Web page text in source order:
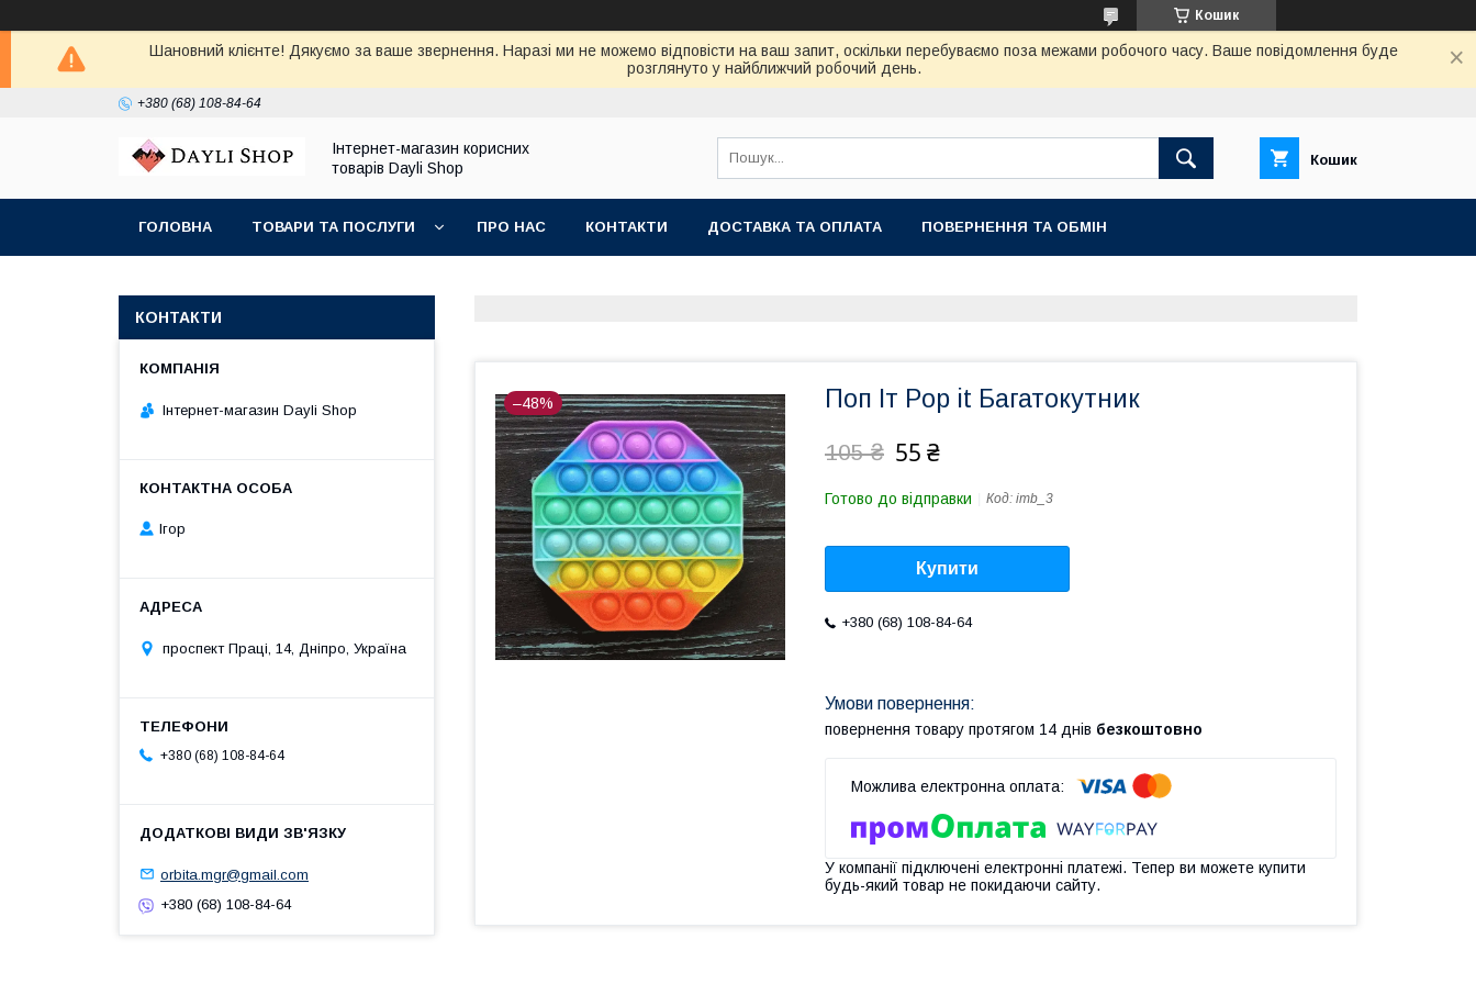
Кошик
Шановний клієнте! Дякуємо за ваше звернення. Наразі ми не можемо відповісти на ваш запит, оскільки перебуваємо поза межами робочого часу. Ваше повідомлення буде
розглянуто у найближчий робочий день.
+380 (68) 108-84-64
Інтернет-магазин корисних
товарів Dayli Shop
Кошик
ГОЛОВНА ТОВАРИ ТА ПОСЛУГИ ПРО НАС КОНТАКТИ ДОСТАВКА ТА ОПЛАТА ПОВЕРНЕННЯ ТА ОБМІН
–48% Поп Іт Pop it Багатокутник
105 ₴ 55 ₴
Готово до відправки Код: imb_3
Купити
+380 (68) 108-84-64
повернення товару протягом 14 днів безкоштовно
У компанії підключені електронні платежі. Тепер ви можете купити
будь-який товар не покидаючи сайту.
КОНТАКТИ
Інтернет-магазин Dayli Shop
Ігор
проспект Праці, 14, Дніпро, Україна
+380 (68) 108-84-64
orbita.mgr@gmail.com
+380 (68) 108-84-64